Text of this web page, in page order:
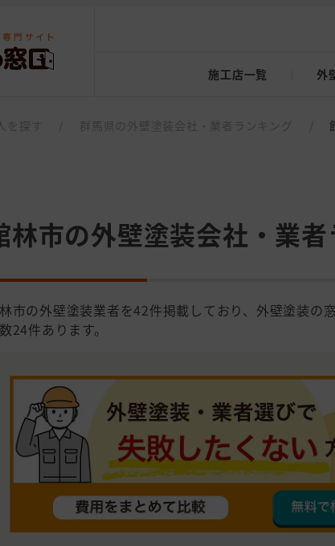
施工店一覧 外
林市の外壁塗装会社・業
市の外壁塗装業者を42件掲載しており、外壁塗装の
24件あります。